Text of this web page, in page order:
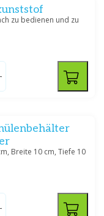
zu bedienen und zu
Breite 10 cm, Tiefe 10